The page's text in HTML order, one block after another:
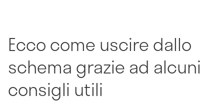
Ecco come uscire dallo
schema grazie ad alcuni
consigli utili